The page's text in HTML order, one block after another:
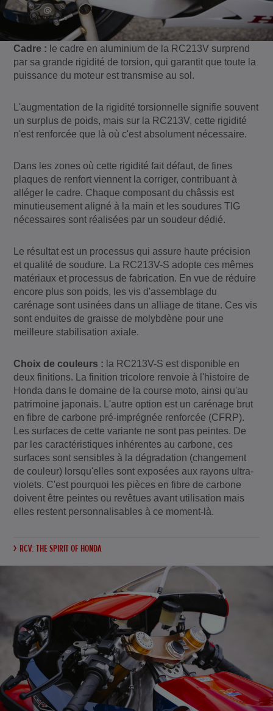
Cadre : le cadre en aluminium de la RC213V surprend
par sa grande rigidité de torsion, qui garantit que toute la
puissance du moteur est transmise au sol.
L'augmentation de la rigidité torsionnelle signifie souvent
un surplus de poids, mais sur la RC213V, cette rigidité
n'est renforcée que là où c'est absolument nécessaire.
Dans les zones où cette rigidité fait défaut, de fines
plaques de renfort viennent la corriger, contribuant à
alléger le cadre. Chaque composant du châssis est
minutieusement aligné à la main et les soudures TIG
nécessaires sont réalisées par un soudeur dédié.
Le résultat est un processus qui assure haute précision
et qualité de soudure. La RC213V-S adopte ces mêmes
matériaux et processus de fabrication. En vue de réduire
encore plus son poids, les vis d'assemblage du
carénage sont usinées dans un alliage de titane. Ces vis
sont enduites de graisse de molybdène pour une
meilleure stabilisation axiale.
Choix de couleurs : la RC213V-S est disponible en
deux finitions. La finition tricolore renvoie à l'histoire de
Honda dans le domaine de la course moto, ainsi qu'au
patrimoine japonais. L'autre option est un carénage brut
en fibre de carbone pré-imprégnée renforcée (CFRP).
Les surfaces de cette variante ne sont pas peintes. De
par les caractéristiques inhérentes au carbone, ces
surfaces sont sensibles à la dégradation (changement
de couleur) lorsqu'elles sont exposées aux rayons ultra-
violets. C'est pourquoi les pièces en fibre de carbone
doivent être peintes ou revêtues avant utilisation mais
elles restent personnalisables à ce moment-là.
RCV: THE SPIRIT OF HONDA